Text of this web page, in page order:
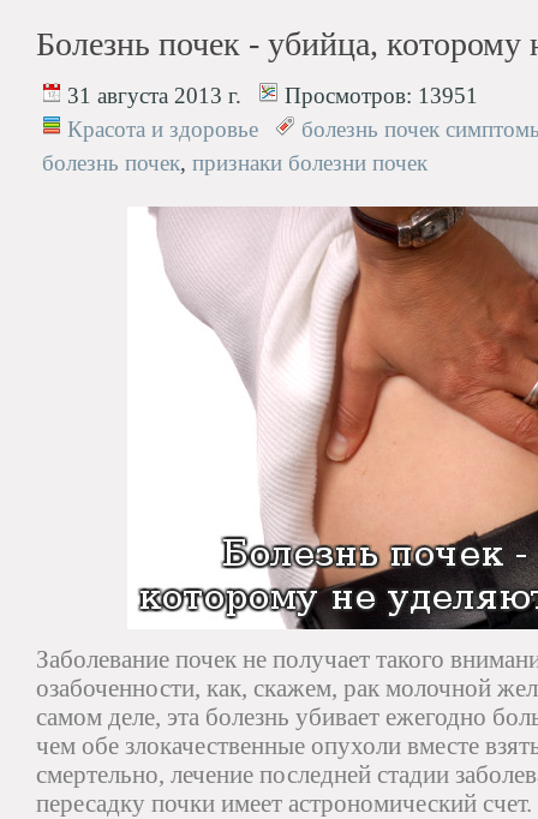
Болезнь почек - убийца,
31 августа 2013 г. Просмотров: 13951
Красота и здоровье
болезнь почек
болезнь почек, признаки болезни почек
Заболевание почек не получает такого
озабоченности, как, скажем, рак молочной
самом деле, эта болезнь убивает ежегодно
чем обе злокачественные опухоли вместе
смертельно, лечение последней стадии
пересадку почки имеет астрономический счет.